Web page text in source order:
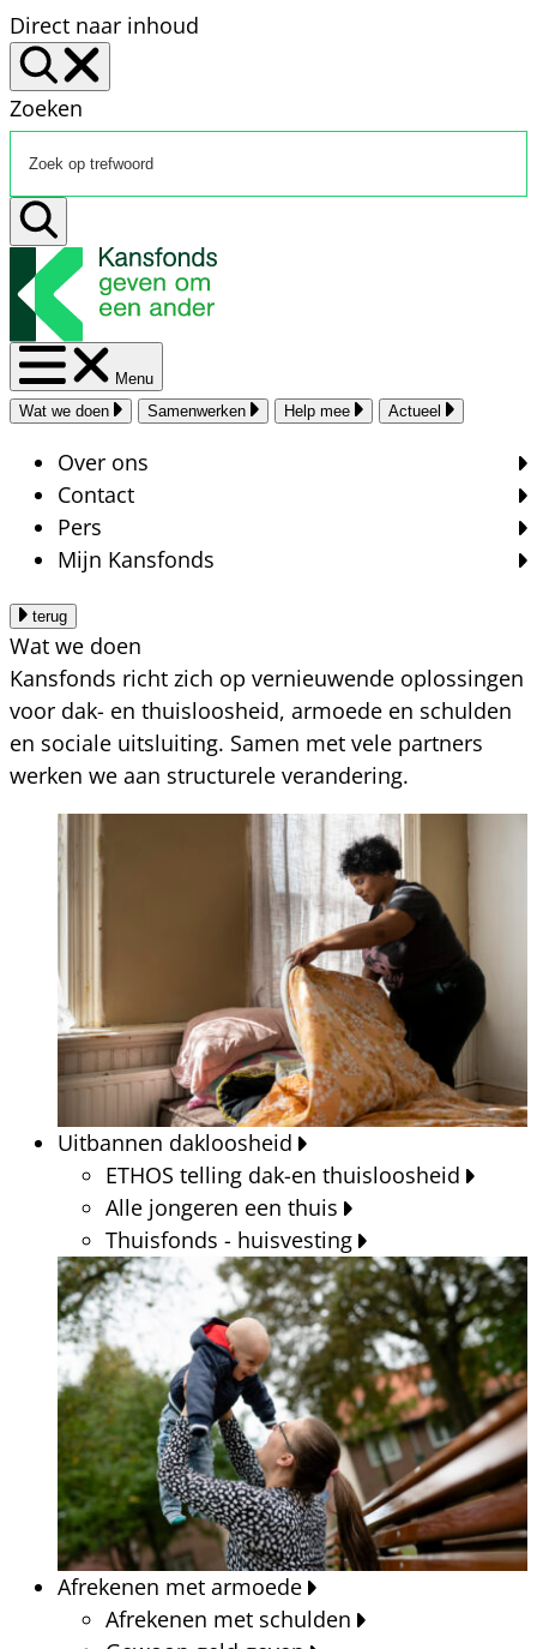
Direct naar inhoud
Zoeken
Menu
Wat we doen
Samenwerken Help mee Actueel
Over ons
Contact
Pers
Mijn Kansfonds
terug
Wat we doen
Kansfonds richt zich op vernieuwende oplossingen
voor dak- en thuisloosheid, armoede en schulden
en sociale uitsluiting. Samen met vele partners
werken we aan structurele verandering.
Uitbannen dakloosheid
ETHOS telling dak-en thuisloosheid
Alle jongeren een thuis
Thuisfonds - huisvesting
Afrekenen met armoede
Afrekenen met schulden